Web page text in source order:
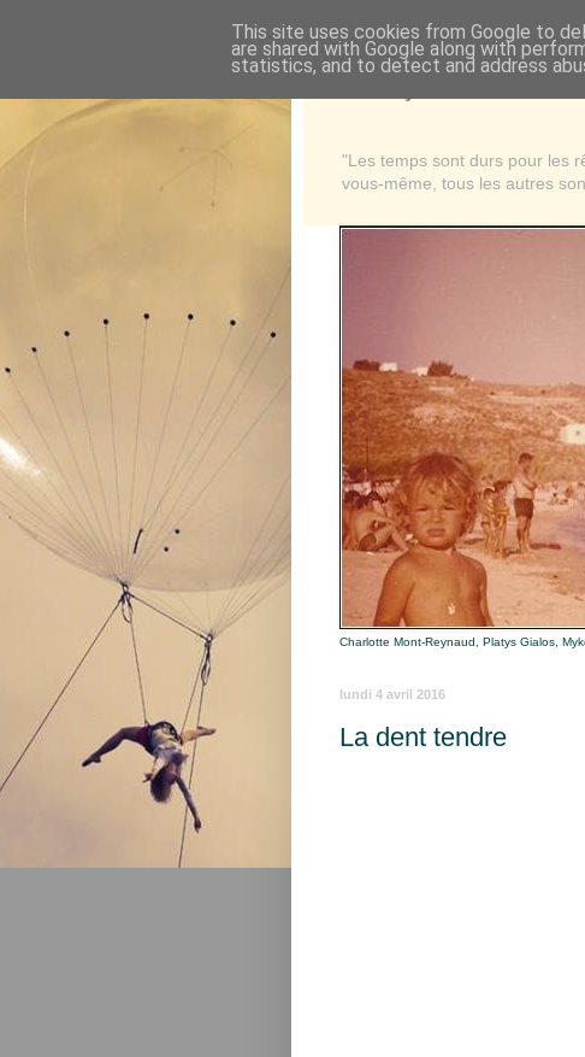
"Les temps sont durs pour les
vous-même, tous les autres
Charlotte Mont-Reynaud, Platys Gialos,
lundi 4 avril 2016
La dent tendre
This site uses cookies from Google to
are shared with Google along with
statistics, and to detect and address